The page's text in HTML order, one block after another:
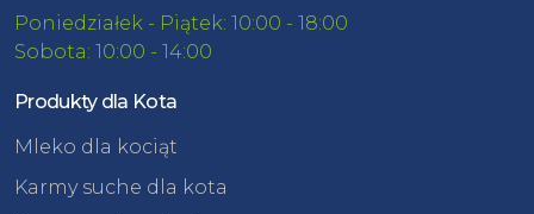
Poniedziałek - Piątek: 10:00 - 18:00
Sobota: 10:00 - 14:00
Produkty dla Kota
Mleko dla kociąt
Karmy suche dla kota